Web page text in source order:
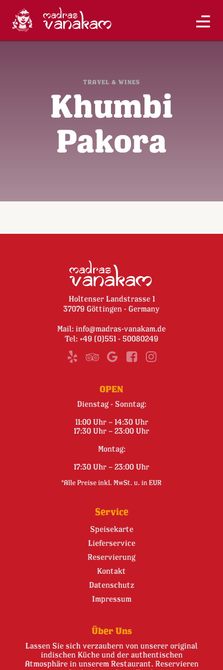
TRAVEL & WINES
Khumbi
Pakora
Holtenser Landstrasse 1
37079 Göttingen - Germany
Mail: info@madras-vanakam.de
Tel: +49 (0)551 - 50080249
OPEN
Dienstag - Sonntag:
11:00 Uhr – 14:30 Uhr
17:30 Uhr – 23:00 Uhr
Montag:
17:30 Uhr – 23:00 Uhr
*Alle Preise inkl. MwSt. u. in EUR
Service
Speisekarte
Lieferservice
Reservierung
Kontakt
Datenschutz
Impressum
Über Uns
Lassen Sie sich verzaubern von unserer original
indischen Küche und der authentischen
Atmosphäre in unserem Restaurant. Reservieren